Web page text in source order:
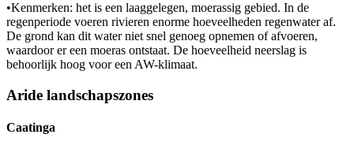
•Kenmerken: het is een laaggelegen, moerassig gebied. In de
regenperiode voeren rivieren enorme hoeveelheden regenwater af.
De grond kan dit water niet snel genoeg opnemen of afvoeren,
waardoor er een moeras ontstaat. De hoeveelheid neerslag is
behoorlijk hoog voor een AW-klimaat.
Aride landschapszones
Caatinga